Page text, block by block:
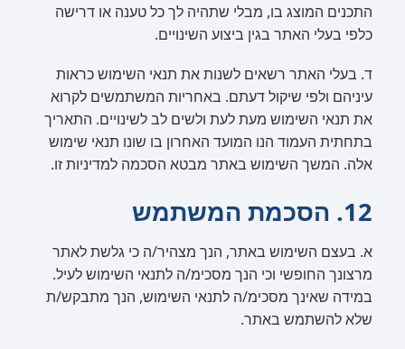
התכנים המוצג בו, מבלי שתהיה לך כל טענה או דרישה
כלפי בעלי האתר בגין ביצוע השינויים.
ד. בעלי האתר רשאים לשנות את תנאי השימוש כראות
עיניהם ולפי שיקול דעתם. באחריות המשתמשים לקרוא
את תנאי השימוש מעת לעת ולשים לב לשינויים. התאריך
בתחתית העמוד הנו המועד האחרון בו שונו תנאי שימוש
אלה. המשך השימוש באתר מבטא הסכמה למדיניות זו.
12. הסכמת המשתמש
א. בעצם השימוש באתר, הנך מצהיר/ה כי גלשת לאתר
מרצונך החופשי וכי הנך מסכימ/ה לתנאי השימוש לעיל.
במידה שאינך מסכימ/ה לתנאי השימוש, הנך מתבקש/ת
שלא להשתמש באתר.